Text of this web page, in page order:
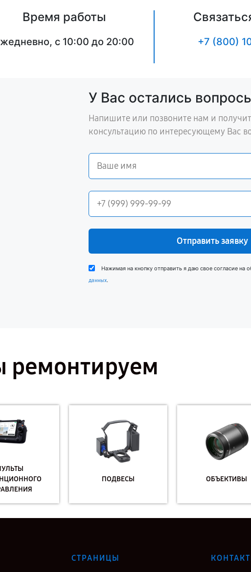
Время работы
с 10:00 до 20:00 +7 (800)
У Вас остались
Напишите или позвоните нам и
консультацию по интересующему Вас
Отправить заявку
Нажимая на кнопку отправить я даю свое согласие на
данных.
ремонтируем
ПОДВЕСЫ ОБЪЕКТИВЫ
СТРАНИЦЫ